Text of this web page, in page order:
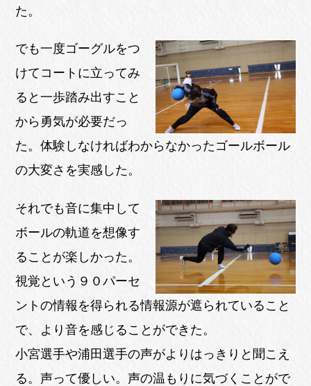
た。
でも一度ゴーグルをつ
けてコートに立ってみ
ると一歩踏み出すこと
から勇気が必要だっ
た。体験しなければわからなかったゴールボール
の大変さを実感した。
それでも音に集中して
ボールの軌道を想像す
ることが楽しかった。
視覚という９０パーセ
ントの情報を得られる情報源が遮られていること
で、より音を感じることができた。
小宮選手や浦田選手の声がよりはっきりと聞こえ
る。声って優しい。声の温もりに気づくことがで